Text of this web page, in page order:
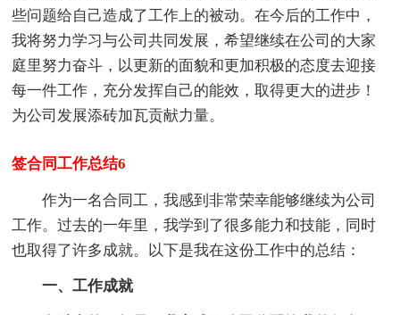
些问题给自己造成了工作上的被动。在今后的工作中，
我将努力学习与公司共同发展，希望继续在公司的大家
庭里努力奋斗，以更新的面貌和更加积极的态度去迎接
每一件工作，充分发挥自己的能效，取得更大的进步！
为公司发展添砖加瓦贡献力量。
签合同工作总结6
作为一名合同工，我感到非常荣幸能够继续为公司
工作。过去的一年里，我学到了很多能力和技能，同时
也取得了许多成就。以下是我在这份工作中的总结：
一、工作成就